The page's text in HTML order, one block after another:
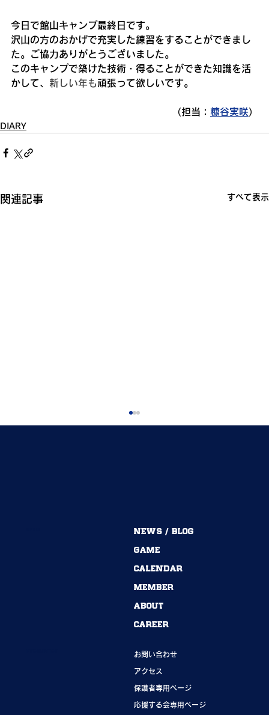
今日で館山キャンプ最終日です。
沢山の方のおかげで充実した練習をすることができまし
た。ご協力ありがとうございました。
このキャンプで築けた技術・得ることができた知識を活
かして、 新しい年も頑張って欲しいです。
（担当： 糠谷実咲）
DIARY
関連記事 すべて表示
54期→55期｜ありがとうございました！
お問い合わせ
アクセス
保護者専用ページ
応援する会専用ページ
NEWS / BLOG
GAME
CALENDAR
MEMBER
ABOUT
CAREER